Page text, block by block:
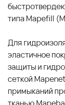
типа Mapefill
Для
эластичное
защиты и
сеткой
примыканий